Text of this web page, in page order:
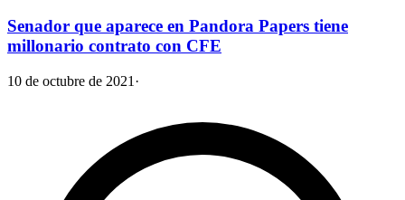
Senador que aparece en Pandora Papers tiene
millonario contrato con CFE
10 de octubre de 2021 ·